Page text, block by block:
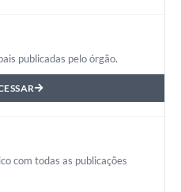
publicadas pelo órgão.
com todas as publicações